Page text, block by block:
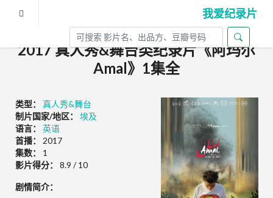
我爱纪录片
2017 真人秀&舞台类纪录片《阿玛尔
Amal》1集全
类型：
真人秀&舞台
制片国家/地区：
埃及
语言：
英语
首播：
2017
集数：
1
影片得分：
8.9 / 10
剧情简介：